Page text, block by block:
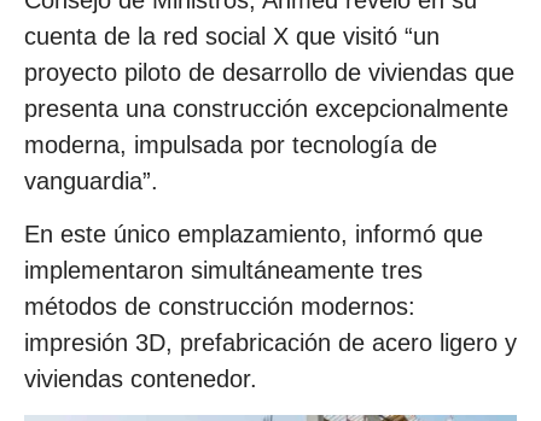
cuenta de la red social X que visitó “un
proyecto piloto de desarrollo de viviendas que
presenta una construcción excepcionalmente
moderna, impulsada por tecnología de
vanguardia”.
En este único emplazamiento, informó que
implementaron simultáneamente tres
métodos de construcción modernos:
impresión 3D, prefabricación de acero ligero y
viviendas contenedor.